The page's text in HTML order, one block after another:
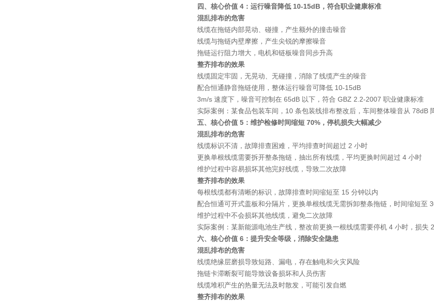
四、核心价值 4：运行噪音降低 10-15dB，符合职业健康标准
混乱排布的危害
线缆在拖链内部晃动、碰撞，产生额外的撞击噪音
线缆与拖链内壁摩擦，产生尖锐的摩擦噪音
拖链运行阻力增大，电机和链板噪音同步升高
整齐排布的效果
线缆固定牢固，无晃动、无碰撞，消除了线缆产生的噪音
配合恒通静音拖链使用，整体运行噪音可降低 10-15dB
3m/s 速度下，噪音可控制在 65dB 以下，符合 GBZ 2.2-2007 职业健康标准
实际案例 ：某食品包装车间，10 条包装线排布整改后，车间整体噪音从 78dB
五、核心价值 5：维护检修时间缩短 70%，停机损失大幅减少
混乱排布的危害
线缆标识不清，故障排查困难，平均排查时间超过 2 小时
更换单根线缆需要拆开整条拖链，抽出所有线缆，平均更换时间超过 4 小时
维护过程中容易损坏其他完好线缆，导致二次故障
整齐排布的效果
每根线缆都有清晰的标识，故障排查时间缩短至 15 分钟以内
配合恒通可开式盖板和分隔片 ，更换单根线缆无需拆卸整条拖链，时间缩短至
维护过程中不会损坏其他线缆，避免二次故障
实际案例 ：某新能源电池生产线，整改前更换一根线缆需要停机 4 小时，损
六、核心价值 6：提升安全等级，消除安全隐患
混乱排布的危害
线缆绝缘层磨损导致短路、漏电，存在触电和火灾风险
拖链卡滞断裂可能导致设备损坏和人员伤害
线缆堆积产生的热量无法及时散发，可能引发自燃
整齐排布的效果